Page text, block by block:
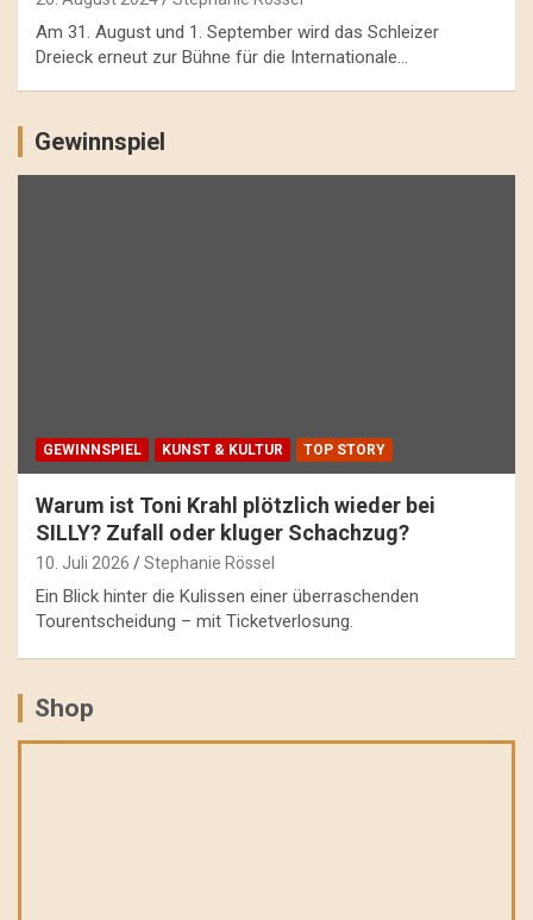
Am 31. August und 1. September wird das Schleizer
Dreieck erneut zur Bühne für die Internationale…
Gewinnspiel
GEWINNSPIEL KUNST & KULTUR TOP STORY
Warum ist Toni Krahl plötzlich wieder bei
SILLY? Zufall oder kluger Schachzug?
10. Juli 2026 Stephanie Rössel
Ein Blick hinter die Kulissen einer überraschenden
Tourentscheidung – mit Ticketverlosung.
Shop